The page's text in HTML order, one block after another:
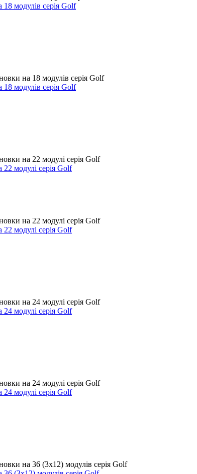
модулів серія Golf
модулів серія Golf
модулі серія Golf
модулі серія Golf
модулі серія Golf
модулі серія Golf